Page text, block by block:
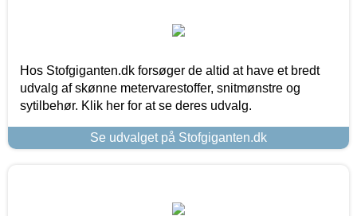
Hos Stofgiganten.dk forsøger de altid at have et bredt
udvalg af skønne metervarestoffer, snitmønstre og
sytilbehør. Klik her for at se deres udvalg.
Se udvalget på Stofgiganten.dk